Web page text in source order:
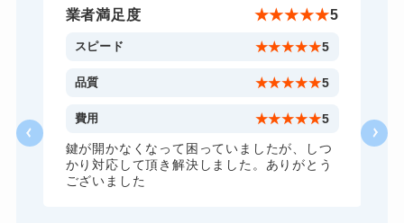
金庫カギ交換 8,800円～(税込)
ロッカーカギ開け 8,800円～(税込)
業者満足度 ★★★★★5
スピード ★★★★★5
品質 ★★★★★5
費用 ★★★★★5
鍵が開かなくなって困っていましたが、しつ
かり対応して頂き解決しました。ありがとう
ございました